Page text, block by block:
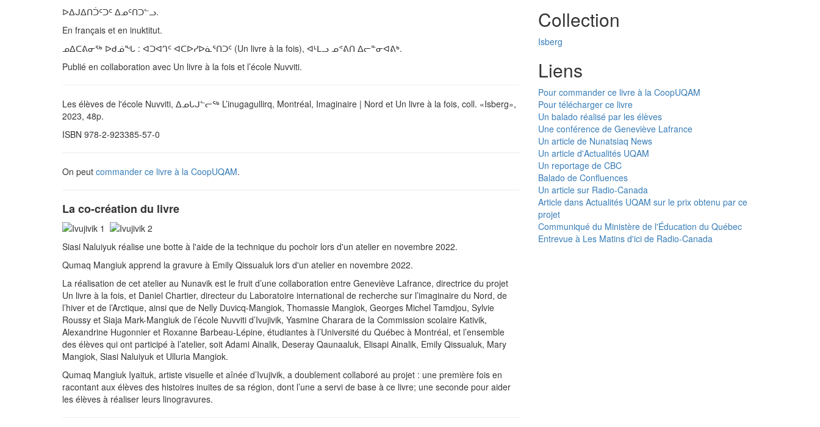
ᐅᐃᒍᐃᑎᑑᑦᑐᑦ ᐃᓄᑦᑎᑐᓪᓗ.
En français et en inuktitut.
ᓄᐃᑕᕕᓂᖅ ᐅᑯᓅᖓ : ᐊᑐᐊᒉᑦ ᐊᑕᐅᓯᐅᓈᕐᑎᑐᑦ (Un livre à la fois), ᐊᒻᒪᓗ ᓄᕝᕕᑎ ᐃᓕᓐᓂᐊᕕᒃ.
Publié en collaboration avec Un livre à la fois et l’école Nuvviti.
Les élèves de l'école Nuvviti, ᐃᓄᒐᒍᓪᓕᖅ L’inugagullirq, Montréal, Imaginaire | Nord et Un livre à la fois, coll. «Isberg»,
2023, 48p.
ISBN 978-2-923385-57-0
On peut commander ce livre à la CoopUQAM.
La co-création du livre
Siasi Naluiyuk réalise une botte à l'aide de la technique du pochoir lors d'un atelier en novembre 2022.
Qumaq Mangiuk apprend la gravure à Emily Qissualuk lors d'un atelier en novembre 2022.
La réalisation de cet atelier au Nunavik est le fruit d’une collaboration entre Geneviève Lafrance, directrice du projet
Un livre à la fois, et Daniel Chartier, directeur du Laboratoire international de recherche sur l’imaginaire du Nord, de
l’hiver et de l’Arctique, ainsi que de Nelly Duvicq-Mangiok, Thomassie Mangiok, Georges Michel Tamdjou, Sylvie
Roussy et Siaja Mark-Mangiuk de l’école Nuvviti d’Ivujivik, Yasmine Charara de la Commission scolaire Kativik,
Alexandrine Hugonnier et Roxanne Barbeau-Lépine, étudiantes à l’Université du Québec à Montréal, et l’ensemble
des élèves qui ont participé à l’atelier, soit Adami Ainalik, Deseray Qaunaaluk, Elisapi Ainalik, Emily Qissualuk, Mary
Mangiok, Siasi Naluiyuk et Ulluria Mangiok.
Qumaq Mangiuk Iyaituk, artiste visuelle et aînée d’Ivujivik, a doublement collaboré au projet : une première fois en
racontant aux élèves des histoires inuites de sa région, dont l’une a servi de base à ce livre; une seconde pour aider
les élèves à réaliser leurs linogravures.
Collection
Isberg
Liens
Pour commander ce livre à la CoopUQAM
Pour télécharger ce livre
Un balado réalisé par les élèves
Une conférence de Geneviève Lafrance
Un article de Nunatsiaq News
Un article d'Actualités UQAM
Un reportage de CBC
Balado de Confluences
Un article sur Radio-Canada
Article dans Actualités UQAM sur le prix obtenu par ce
projet
Communiqué du Ministère de l'Éducation du Québec
Entrevue à Les Matins d'ici de Radio-Canada